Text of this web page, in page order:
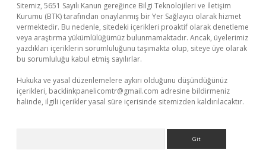
Sitemiz, 5651 Sayılı Kanun gereğince Bilgi Teknolojileri ve İletişim
Kurumu (BTK) tarafından onaylanmış bir Yer Sağlayıcı olarak hizmet
vermektedir. Bu nedenle, sitedeki içerikleri proaktif olarak denetleme
veya araştırma yükümlülüğümüz bulunmamaktadır. Ancak, üyelerimiz
yazdıkları içeriklerin sorumluluğunu taşımakta olup, siteye üye olarak
bu sorumluluğu kabul etmiş sayılırlar.
Hukuka ve yasal düzenlemelere aykırı olduğunu düşündüğünüz
içerikleri, backlinkpanelicomtr@gmail.com adresine bildirmeniz
halinde, ilgili içerikler yasal süre içerisinde sitemizden kaldırılacaktır.